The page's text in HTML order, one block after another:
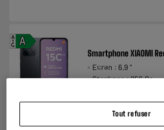
A
A
G
3.5/5(75)
Smartphone XIAOMI
Ecran : 6,9 "
Stockage : 256 Go
158€
Payer enplusieurs
Tout refuser